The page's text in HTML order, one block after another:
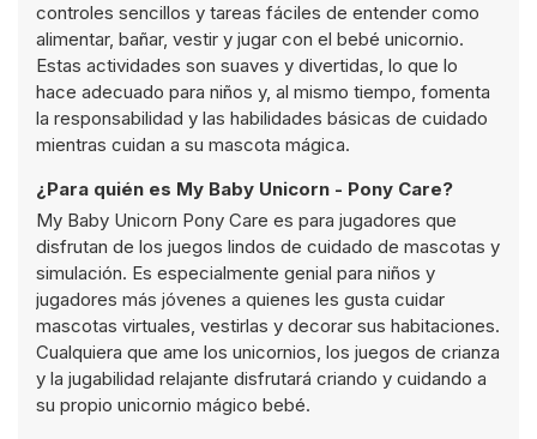
controles sencillos y tareas fáciles de entender como
alimentar, bañar, vestir y jugar con el bebé unicornio.
Estas actividades son suaves y divertidas, lo que lo
hace adecuado para niños y, al mismo tiempo, fomenta
la responsabilidad y las habilidades básicas de cuidado
mientras cuidan a su mascota mágica.
¿Para quién es My Baby Unicorn - Pony Care?
My Baby Unicorn Pony Care es para jugadores que
disfrutan de los juegos lindos de cuidado de mascotas y
simulación. Es especialmente genial para niños y
jugadores más jóvenes a quienes les gusta cuidar
mascotas virtuales, vestirlas y decorar sus habitaciones.
Cualquiera que ame los unicornios, los juegos de crianza
y la jugabilidad relajante disfrutará criando y cuidando a
su propio unicornio mágico bebé.